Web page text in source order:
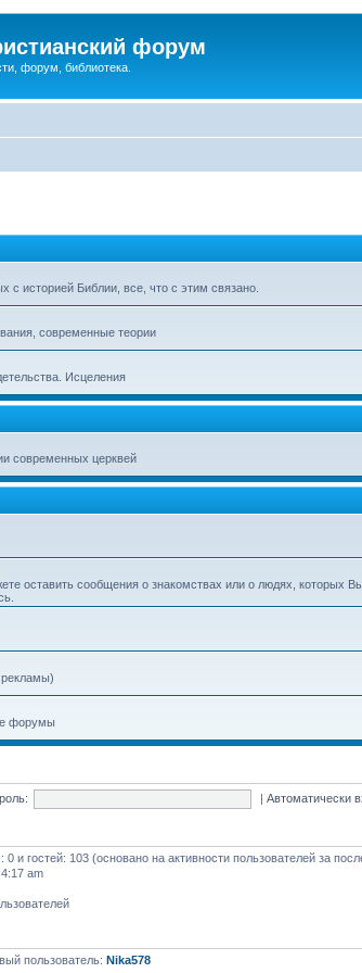
форум
форум, библиотека.
с историей Библии, все, что с этим связано.
современные теории
Исцеления
современных церквей
оставить сообщения о знакомствах или о людях, которых Вы
форумы
|Автоматически
0 и гостей: 103 (основано на активности пользователей за
am
пользователь: Nika578